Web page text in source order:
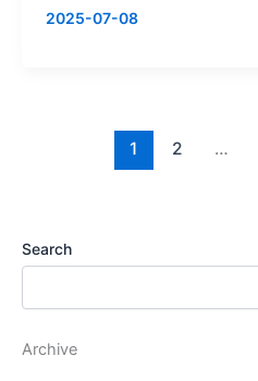
2025-07-08
1 2 …
Search
Archive